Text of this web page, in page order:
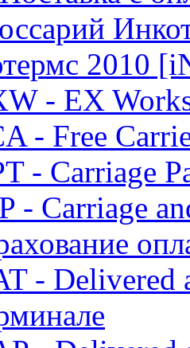
2010
- EX
- Free
- Carriage
- Carriage
- Delivered